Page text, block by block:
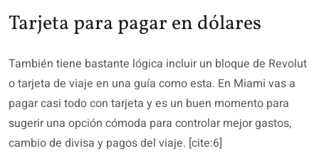
Tarjeta para pagar en dólares
También tiene bastante lógica incluir un bloque de Revolut
o tarjeta de viaje en una guía como esta. En Miami vas a
pagar casi todo con tarjeta y es un buen momento para
sugerir una opción cómoda para controlar mejor gastos,
cambio de divisa y pagos del viaje. [cite:6]